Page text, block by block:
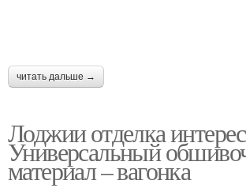
читать дальше →
Лоджии отделка
Универсальный
материал – вагонка